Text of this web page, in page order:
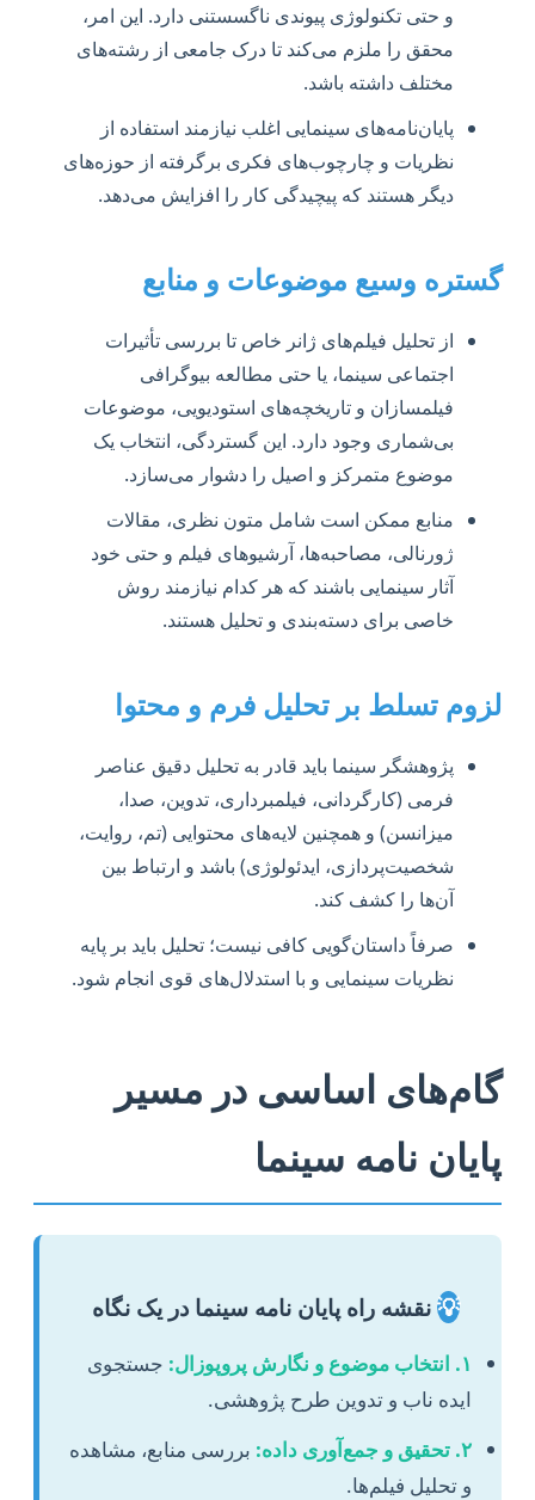
و حتی تکنولوژی پیوندی ناگسستنی دارد. این امر،
محقق را ملزم می‌کند تا درک جامعی از رشته‌های
مختلف داشته باشد.
پایان‌نامه‌های سینمایی اغلب نیازمند استفاده از
نظریات و چارچوب‌های فکری برگرفته از حوزه‌های
دیگر هستند که پیچیدگی کار را افزایش می‌دهد.
گستره وسیع موضوعات و منابع
از تحلیل فیلم‌های ژانر خاص تا بررسی تأثیرات
اجتماعی سینما، یا حتی مطالعه بیوگرافی
فیلمسازان و تاریخچه‌های استودیویی، موضوعات
بی‌شماری وجود دارد. این گستردگی، انتخاب یک
موضوع متمرکز و اصیل را دشوار می‌سازد.
منابع ممکن است شامل متون نظری، مقالات
ژورنالی، مصاحبه‌ها، آرشیوهای فیلم و حتی خود
آثار سینمایی باشند که هر کدام نیازمند روش
خاصی برای دسته‌بندی و تحلیل هستند.
لزوم تسلط بر تحلیل فرم و محتوا
پژوهشگر سینما باید قادر به تحلیل دقیق عناصر
فرمی (کارگردانی، فیلمبرداری، تدوین، صدا،
میزانسن) و همچنین لایه‌های محتوایی (تم، روایت،
شخصیت‌پردازی، ایدئولوژی) باشد و ارتباط بین
آن‌ها را کشف کند.
صرفاً داستان‌گویی کافی نیست؛ تحلیل باید بر پایه
نظریات سینمایی و با استدلال‌های قوی انجام شود.
گام‌های اساسی در مسیر
پایان نامه سینما
💡نقشه راه پایان نامه سینما در یک نگاه
۱. انتخاب موضوع و نگارش پروپوزال:
جستجوی
ایده ناب و تدوین طرح پژوهشی.
۲. تحقیق و جمع‌آوری داده:
بررسی منابع، مشاهده
و تحلیل فیلم‌ها.